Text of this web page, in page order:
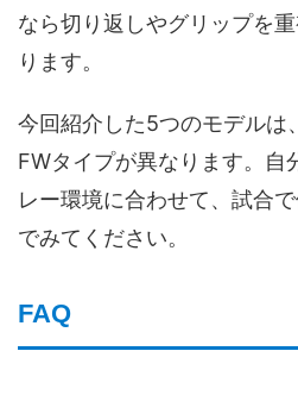
なら切り返しやグリップを
ります。
今回紹介した5つのモデルは
FWタイプが異なります。自
レー環境に合わせて、試合
でみてください。
FAQ